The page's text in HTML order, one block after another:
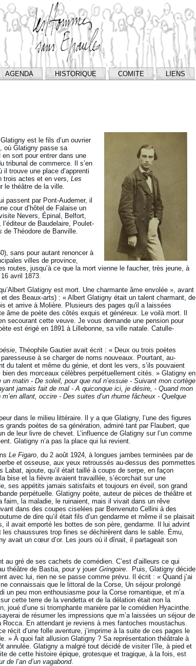
AGENDA HISTORIQUE COMITE LIENS
est le fils d’un ouvrier
où Glatigny passe sa
sort pour entrer dans une
tribunal de commerce. Il s’en
trouve une place d’apprenti
trois actes et en vers, Les
le théâtre de la ville.
passent par Pont-Audemer, il
cour d’hôtel de Falaise un
Nevers, Épinal, Belfort,
de Baudelaire, Poulet-
de Théodore de Banville.
sans pour autant renoncer à
villes de province,
routes, jusqu’à ce que la mort vienne le faucher, très jeune, à
avril 1873.
Glatigny est mort. Une charmante âme envolée », avant
des Beaux-arts) : « Albert Glatigny était un talent charmant, de
et arrive à Molière. Plusieurs des pages qu'il a laissées
âme de poète des côtés exquis et généreux. Le voilà mort. Il
secourant cette veuve. Je vous demande une pension pour
est érigé en 1891 à Lillebonne, sa ville natale. Catulle-
, Théophile Gautier avait écrit : « Deux ou trois poètes
à se charger de noms nouveaux. Pourtant, au-
du talent et même du génie, et dont les vers, s’ils pouvaient
des morceaux célèbres perpétuellement cités. » Glatigny en
un matin - De soleil, pour que nul n’essuie - Suivant mon cortège
jamais fait de mal - A quiconque ici, je désire, - Quand mon
allant, occire - Des suites d’un rhume fâcheux - Quelque
dans le milieu littéraire. Il y a que Glatigny, l’une des figures
grands poètes de sa génération, admiré tant par Flaubert, que
de leur livre de chevet. L’influence de Glatigny sur l’un comme
Glatigny n’a pas la place qui lui revient.
Le Figaro, du 2 août 1924, à longues jambes terminées par de
et osseuse, aux yeux retroussés au-dessus des pommettes
ajoute, qu’il était taillé à coups de serpe, en façon
bise et la fièvre avaient travaillée, s’écorchait sur une
ses appétits jamais satisfaits et toujours en éveil, son grand
perpétuelle. Glatigny poète, auteur de pièces de théâtre et
la maladie, le ruinaient, mais il vivait dans un rêve
dans des coupes ciselées par Benvenuto Cellini à des
de dire qu’il était fils d’un gendarme et même il se plaisait
il avait emporté les bottes de son père, gendarme. Il lui advint
chaussures trop fines se déchirèrent dans le sable. Ému,
avait un cœur d’or. Les jours où il dînait, il partageait son
gré de ses cachets de comédien. C’est d’ailleurs ce qui
théâtre de Bastia, pour y jouer Gringoire. Puis, Glatigny décide
avec lui, rien ne se passe comme prévu. Il écrit : « Quand j’ai
connaissais que le littoral de la Corse, Un séjour prolongé
un peu mon enthousiasme pour la Corse romantique, et m’a
cette terre de la vendetta et de la délation était non la
joué d’une si triomphante manière par le comédien Hyacinthe.
de résumer les impressions que m’a laissées un séjour de
En attendant je reviens à mes fantoches moustachus.
récit d’une folle aventure, j’imprime à la suite de ces pages le
» À quoi fait allusion Glatigny ? Sa représentation théâtrale à
Glatigny a malgré tout décidé de visiter l’île, à pied et
de cette histoire épique, grotesque et tragique, à la fois, est
de l’an d’un vagabond.